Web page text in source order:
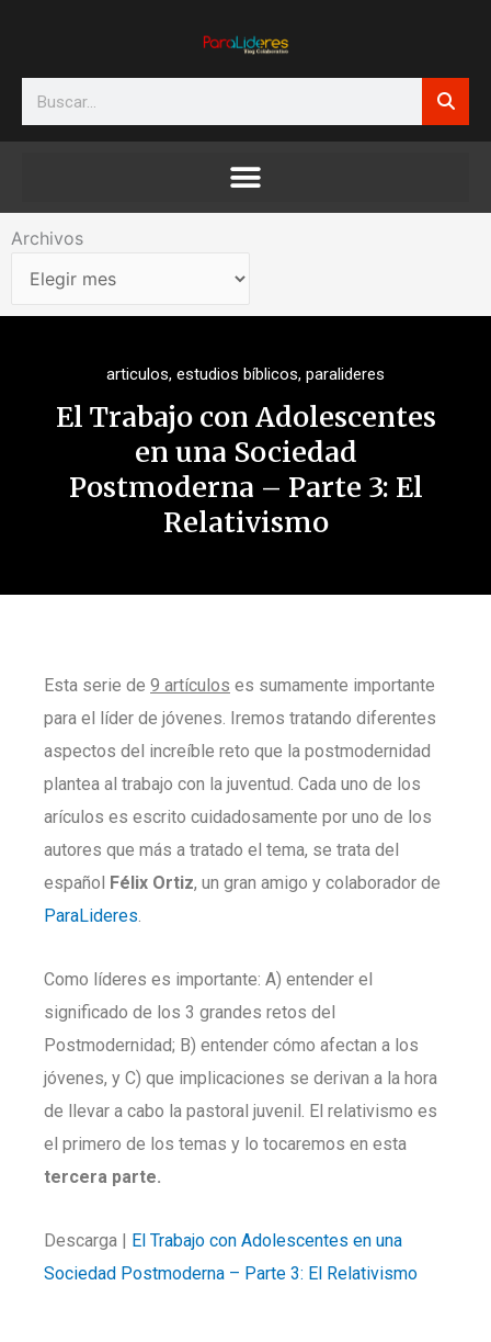
Search
Archivos
Archivos
articulos, estudios bíblicos, paralideres
El Trabajo con Adolescentes
en una Sociedad
Postmoderna – Parte 3: El
Relativismo
Esta serie de 9 artículos es sumamente importante
para el líder de jóvenes. Iremos tratando diferentes
aspectos del increíble reto que la postmodernidad
plantea al trabajo con la juventud. Cada uno de los
arículos es escrito cuidadosamente por uno de los
autores que más a tratado el tema, se trata del
español Félix Ortiz, un gran amigo y colaborador de
ParaLideres.
Como líderes es importante: A) entender el
significado de los 3 grandes retos del
Postmodernidad; B) entender cómo afectan a los
jóvenes, y C) que implicaciones se derivan a la hora
de llevar a cabo la pastoral juvenil. El relativismo es
el primero de los temas y lo tocaremos en esta
tercera parte.
Descarga | El Trabajo con Adolescentes en una
Sociedad Postmoderna – Parte 3: El Relativismo